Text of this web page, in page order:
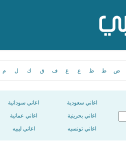
ض ط ظ ع غ ف ق ك ل م
اغاني سعودية اغاني سودانية
اغاني بحرينية اغاني عمانية
اغاني تونسيه اغاني ليبيه